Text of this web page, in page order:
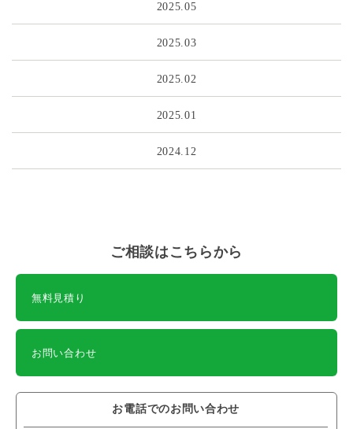
2025.05
2025.03
2025.02
2025.01
2024.12
ご相談はこちらから
無料見積り
お問い合わせ
お電話でのお問い合わせ